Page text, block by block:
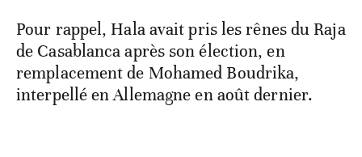
Pour rappel, Hala avait pris les rênes du Raja
de Casablanca après son élection, en
remplacement de Mohamed Boudrika,
interpellé en Allemagne en août dernier.